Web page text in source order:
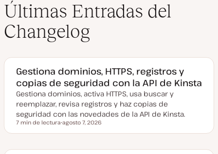
Últimas Entradas del
Changelog
Gestiona dominios, HTTPS, registros y
copias de seguridad con la API de Kinsta
Gestiona dominios, activa HTTPS, usa buscar y
reemplazar, revisa registros y haz copias de
seguridad con las novedades de la API de Kinsta.
Tiempo de lectura
7 min de lectura
e
h
agosto 7, 2026